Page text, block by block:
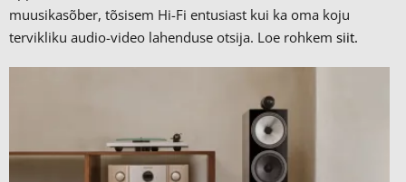
muusikasõber, tõsisem Hi-Fi entusiast kui ka oma koju
tervikliku audio-video lahenduse otsija. Loe rohkem siit.